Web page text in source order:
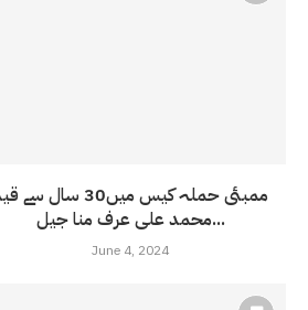
ممبئی حملہ کیس میں30 سال
محمد علی عرف منا جیل...
June 4, 2024